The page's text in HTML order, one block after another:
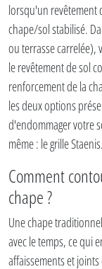
lorsqu'un revêtement
chape/sol stabilisé.
ou terrasse carrelée),
le revêtement de sol
renforcement de la
les deux options
d'endommager votre
même : le grille Staenis.
Comment
chape ?
Une chape
avec le temps, ce qui
affaissements et